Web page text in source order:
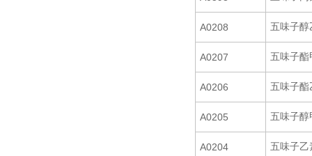
A0208 五味子醇
A0207 五味子酯
A0206 五味子酯
A0205 五味子醇
A0204 五味子乙